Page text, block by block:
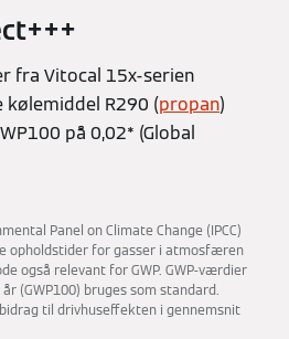
fra Vitocal 15x-serien
R290 (propan)
på 0,02* (Global
Panel on Climate Change (IPCC)
opholdstider for gasser i atmosfæren
også relevant for GWP. GWP-værdier
(GWP100) bruges som standard.
til drivhuseffekten i gennemsnit